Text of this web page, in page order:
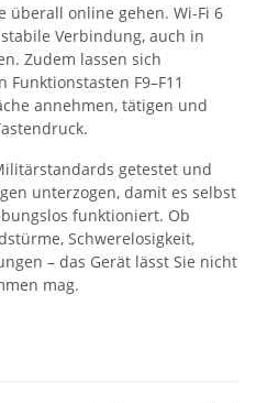
überall online gehen. Wi-Fi 6
Verbindung, auch in
Zudem lassen sich
F9–F11
annehmen, tätigen und
getestet und
unterzogen, damit es selbst
funktioniert. Ob
Schwerelosigkeit,
– das Gerät lässt Sie nicht
mag.